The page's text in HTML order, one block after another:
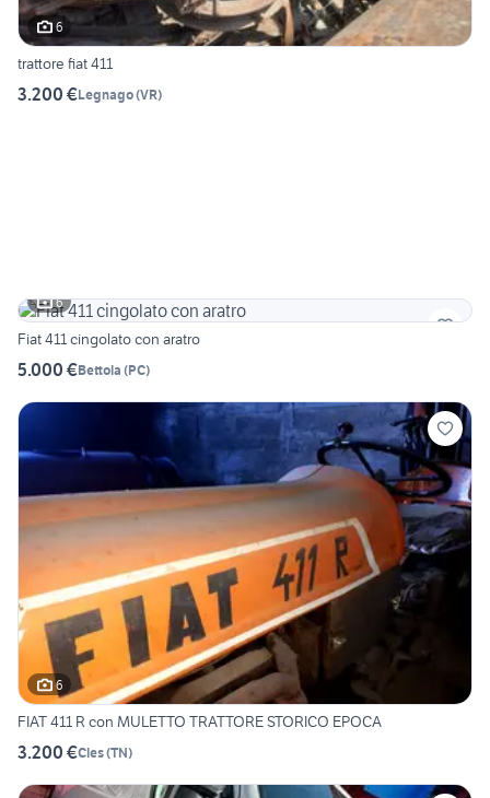
6
trattore fiat 411
3.200 €Legnago(VR)
6
Fiat 411 cingolato con aratro
5.000 €Bettola (PC)
6
FIAT 411 R con MULETTO TRATTORE STORICO EPOCA
3.200 €Cles(TN)